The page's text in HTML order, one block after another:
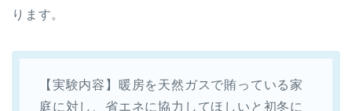
ります。
【実験内容】暖房を天然ガスで賄っている家
庭に対し、省エネに協力してほしいと初冬に